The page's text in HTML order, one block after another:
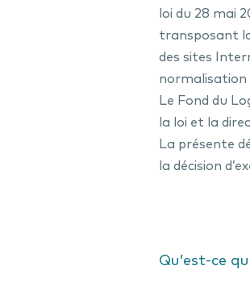
loi du 28 mai
transposant
des sites
normalisation
Le Fond du
la loi et la
La présente
la décision
Qu’est-ce